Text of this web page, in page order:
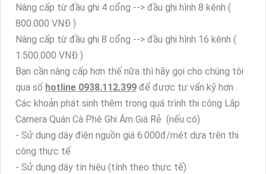
Nâng cấp từ đầu ghi 4 cổng --> đầu ghi hình 8 kênh (
800.000 VNĐ )
Nâng cấp từ đầu ghi 8 cổng --> đầu ghi hình 16 kênh (
1.500.000 VNĐ )
Bạn cần nâng cấp hơn thế nữa thì hãy gọi cho chúng tôi
qua số hotline 0938.112.399 để được tư vấn kỹ hơn .
Các khoản phát sinh thêm trong quá trình thi công Lắp
Camera Quán Cà Phê Ghi Âm Giá Rẻ (nếu có)
- Sử dụng dây điện nguồn giá 6.000đ/mét dựa trên thi
công thực tế
- Sử dụng dây tín hiệu (tính theo thực tế)